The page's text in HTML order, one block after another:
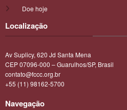
Doe hoje
Localização
Av Suplicy, 620 Jd Santa Mena
CEP 07096-000 – Guarulhos/SP, Brasil
contato@fccc.org.br
+55 (11) 98162-5700
Navegação